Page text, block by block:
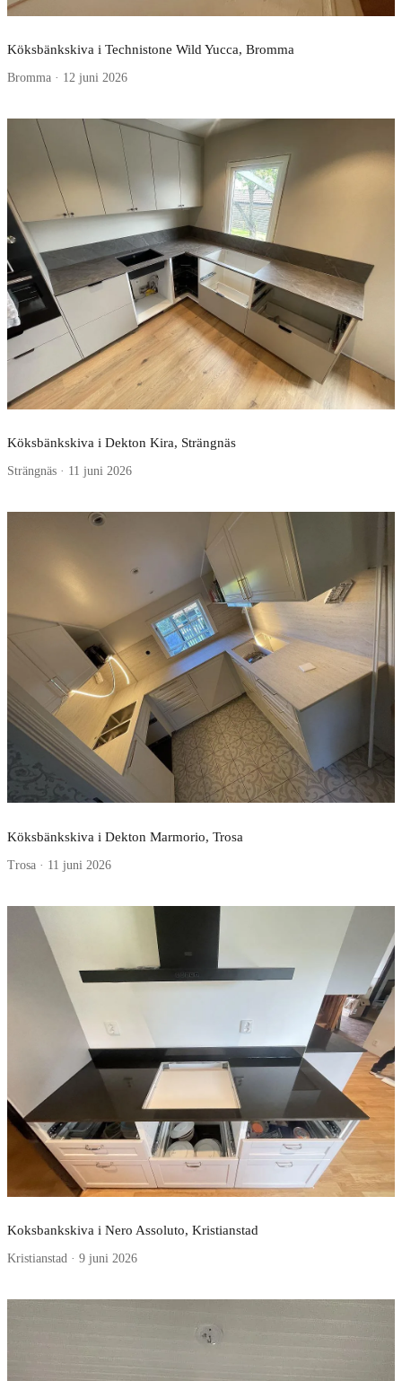
Köksbänkskiva i Technistone Wild Yucca, Bromma
Bromma · 12 juni 2026
Köksbänkskiva i Dekton Kira, Strängnäs
Strängnäs · 11 juni 2026
Köksbänkskiva i Dekton Marmorio, Trosa
Trosa · 11 juni 2026
Koksbankskiva i Nero Assoluto, Kristianstad
Kristianstad · 9 juni 2026